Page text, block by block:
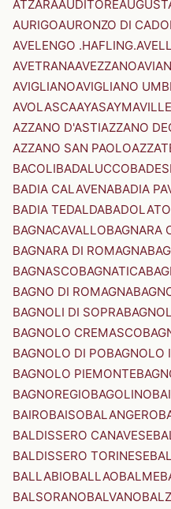
ATZARAAUDITORE
AURIGOAURONZO DI
AVELENGO .HAFLING.
AVETRANAAVEZZANO
AVIGLIANOAVIGLIANO
AVOLASCAAYAS
AZZANO D'ASTIAZZANO
AZZANO SAN PAOLO
BACOLIBADALUCCOBADESI
BADIA CALAVENABADIA
BADIA TEDALDABADOLATO
BAGNACAVALLOBAGNARA
BAGNARA DI ROMAGNA
BAGNASCOBAGNATICA
BAGNO DI ROMAGNA
BAGNOLI DI SOPRA
BAGNOLO CREMASCO
BAGNOLO DI POBAGNOLO
BAGNOLO PIEMONTE
BAGNOREGIOBAGOLINO
BAIROBAISOBALANGERO
BALDISSERO CANAVESE
BALDISSERO TORINESE
BALLABIOBALLAOBALME
BALSORANOBALVANO